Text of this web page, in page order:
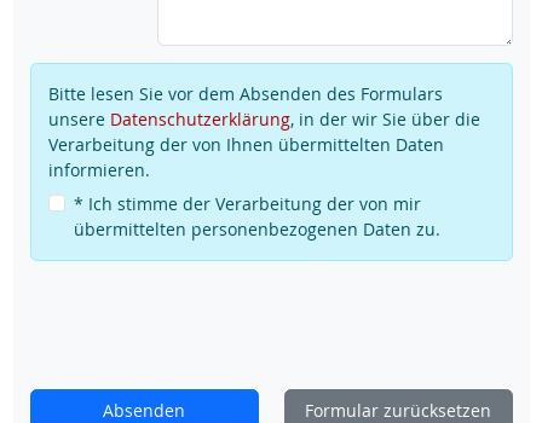
Bitte lesen Sie vor dem Absenden des Formulars
unsere Datenschutzerklärung, in der wir Sie über die
Verarbeitung der von Ihnen übermittelten Daten
informieren.
* Ich stimme der Verarbeitung der von mir
übermittelten personenbezogenen Daten zu.
Absenden Formular zurücksetzen